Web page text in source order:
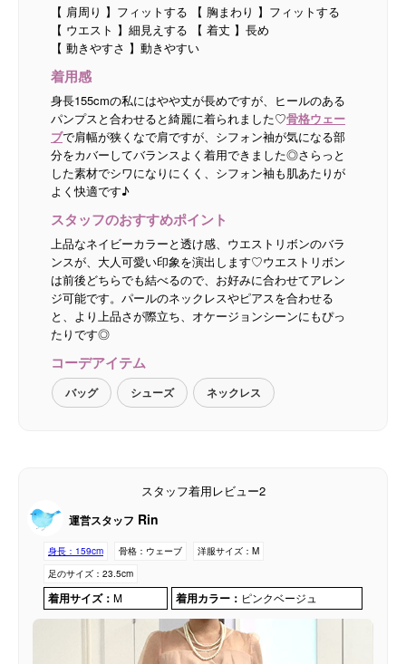
【 肩周り 】フィットする 【 胸まわり 】フィットする
【 ウエスト 】細見えする 【 着丈 】長め
【 動きやすさ 】動きやすい
着用感
身長155cmの私にはやや丈が長めですが、ヒールのある
パンプスと合わせると綺麗に着られました♡骨格ウェー
ブで肩幅が狭くなで肩ですが、シフォン袖が気になる部
分をカバーしてバランスよく着用できました◎さらっと
した素材でシワになりにくく、シフォン袖も肌あたりが
よく快適です♪
スタッフのおすすめポイント
上品なネイビーカラーと透け感、ウエストリボンのバラ
ンスが、大人可愛い印象を演出します♡ウエストリボン
は前後どちらでも結べるので、お好みに合わせてアレン
ジ可能です。パールのネックレスやピアスを合わせる
と、より上品さが際立ち、オケージョンシーンにもぴっ
たりです◎
コーデアイテム
バッグ シューズ ネックレス
スタッフ着用レビュー2
運営スタッフ Rin
身長： 159cm 骨格： ウェーブ 洋服サイズ： M
足のサイズ： 23.5cm
着用サイズ： M 着用カラー： ピンクベージュ